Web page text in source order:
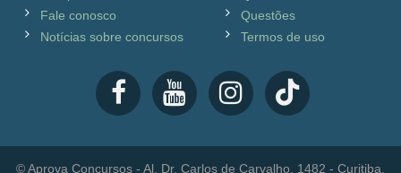
Fale conosco
Notícias sobre concursos
Questões
Termos de uso
© Aprova Concursos - Al. Dr. Carlos de Carvalho, 1482 - Curitiba,